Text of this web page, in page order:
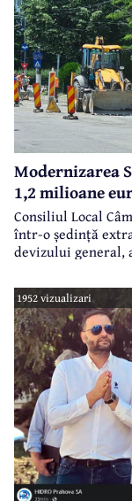
Modernizarea
1,2 milioane
Consiliul Local
într-o ședință
devizului general,
realizarea
finanțat prin
Saligny”.
1952 vizualizari